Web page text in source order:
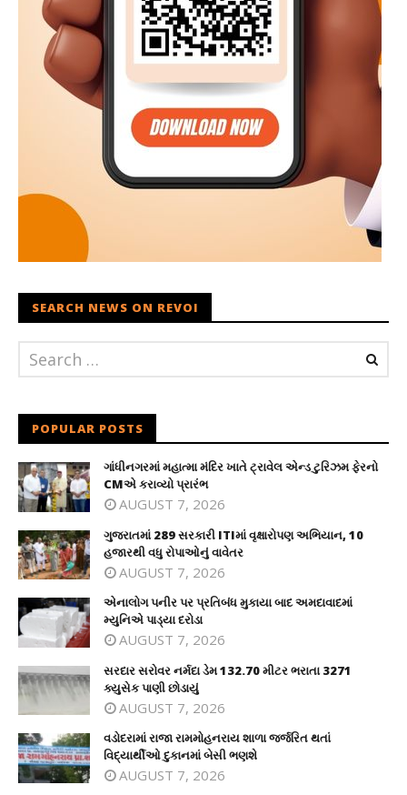
SEARCH NEWS ON REVOI
POPULAR POSTS
ગાંધીનગરમાં મહાત્મા મંદિર ખાતે ટ્રાવેલ એન્ડ ટુરિઝમ ફેરનો
CMએ કરાવ્યો પ્રારંભ
AUGUST 7, 2026
ગુજરાતમાં 289 સરકારી ITIમાં વૃક્ષારોપણ અભિયાન, 10
હજારથી વધુ રોપાઓનું વાવેતર
AUGUST 7, 2026
એનાલોગ પનીર પર પ્રતિબંધ મુકાયા બાદ અમદાવાદમાં
મ્યુનિએ પાડ્યા દરોડા
AUGUST 7, 2026
સરદાર સરોવર નર્મદા ડેમ 132.70 મીટર ભરાતા 3271
ક્યુસેક પાણી છોડાયું
AUGUST 7, 2026
વડોદરામાં રાજા રામમોહનરાય શાળા જર્જરિત થતાં
વિદ્યાર્થીઓ દુકાનમાં બેસી ભણશે
AUGUST 7, 2026